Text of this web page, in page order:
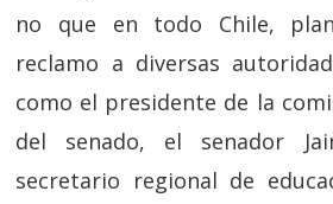
no que en todo Chile,
reclamo a diversas
como el presidente de la
del senado, el senador
secretario regional de